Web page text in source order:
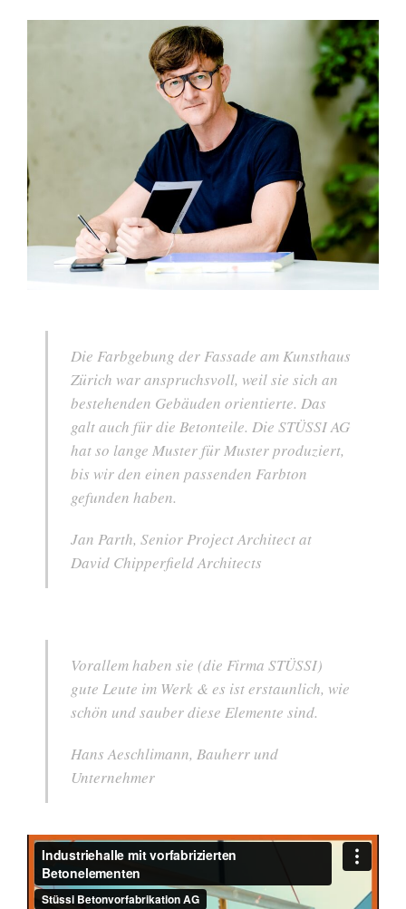
Die Farbgebung der Fassade am Kunsthaus
Zürich war anspruchsvoll, weil sie sich an
bestehenden Gebäuden orientierte. Das
galt auch für die Betonteile. Die STÜSSI AG
hat so lange Muster für Muster produziert,
bis wir den einen passenden Farbton
gefunden haben.
Jan Parth, Senior Project Architect at
David Chipperfield Architects
Vorallem haben sie (die Firma STÜSSI)
gute Leute im Werk & es ist erstaunlich, wie
schön und sauber diese Elemente sind.
Hans Aeschlimann, Bauherr und
Unternehmer